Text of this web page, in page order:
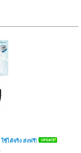
ช้ได้จริง ส่งฟรี!